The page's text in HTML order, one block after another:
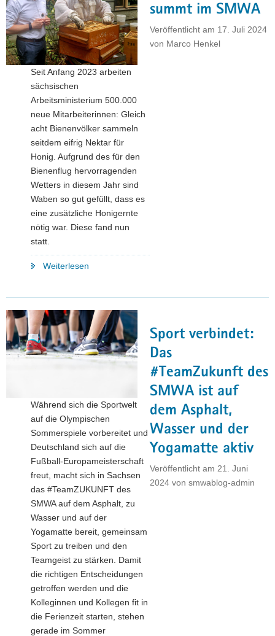
summt im SMWA
Veröffentlicht am 17. Juli 2024
von Marco Henkel
Seit Anfang 2023 arbeiten
sächsischen
Arbeitsministerium 500.000
neue Mitarbeiterinnen: Gleich
acht Bienenvölker sammeln
seitdem eifrig Nektar für
Honig. Aufgrund des für den
Bienenflug hervorragenden
Wetters in diesem Jahr sind
Waben so gut gefüllt, dass es
eine zusätzliche Honigernte
nötig war. Diese fand nun
statt.
Weiterlesen
im
SMWA"
Sport verbindet:
Das
#TeamZukunft des
SMWA ist auf
dem Asphalt,
Wasser und der
Yogamatte aktiv
Veröffentlicht am 21. Juni
2024 von smwablog-admin
Während sich die Sportwelt
auf die Olympischen
Sommerspiele vorbereitet und
Deutschland sich auf die
Fußball-Europameisterschaft
freut, macht sich in Sachsen
das #TeamZUKUNFT des
SMWA auf dem Asphalt, zu
Wasser und auf der
Yogamatte bereit, gemeinsam
Sport zu treiben und den
Teamgeist zu stärken. Damit
die richtigen Entscheidungen
getroffen werden und die
Kolleginnen und Kollegen fit in
die Ferienzeit starten, stehen
gerade im Sommer